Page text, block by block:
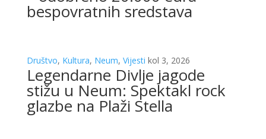
bespovratnih sredstava
Društvo, Kultura, Neum, Vijesti kol 3, 2026
Legendarne Divlje jagode
stižu u Neum: Spektakl rock
glazbe na Plaži Stella